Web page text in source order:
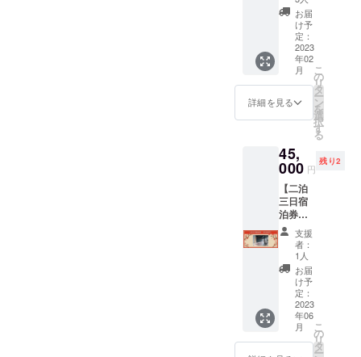
れら各
項目が
記載さ
れた表
データ
を共
稼働日
数を制
ため、
満室に
は意図
的にし
ませ
ん。 ※
音声メ
ディア
Voicyの
解説ボ
イス
データ
付き
したい
キャラ
のこと
を備考
欄にご
記入く
ださい
す！ま
たリ
フォー
ム内容
を自分
の目で
じっく
りと見
のリ
ターン
です。
※有効期
限2024
年8月31
日まで
※事前予
約は必
須とな
りま
す。専
用連絡
ツール
にて日
程調整
のプロ
ジェク
トを、
この夢
をめ
ちゃく
ちゃに
応援し
たい方
向け。
ンとし
て、め
ちゃく
ちゃに
感謝の
動画を
撮影し
てデー
タを送
らせて
いただ
きま
す。
お届
け予
定：
2023
年02
月
詳細を見る
こ
の
リ
タ
ー
ン
を
選
択
す
る
45,
000 円
残り2
【二泊
三日宿
泊券
45,000
円(限定
3組)】
通常価
格1泊最
35,000
円のと
ころ、
二泊三
支援
者：
1人
お届
け予
定：
2023
年06
月
こ
の
リ
タ
ー